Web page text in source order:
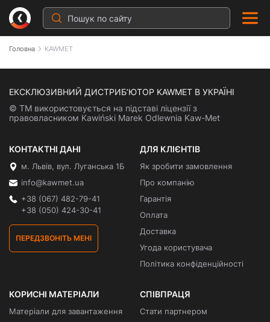
Головна KAWMET
ЕКСКЛЮЗИВНИЙ ДИСТРИБ’ЮТОР KAWMET В УКРАЇНІ
© ТМ використовується на підставі ліцензії з
правовласником Kawiński Marek Odlewnia Kaw-Met
КОНТАКТНІ ДАНІ
м. Львів, вул. Луганська 1Б
info@kawmet.ua
+38 (067) 482-79-41
+38 (050) 424-30-41
ПЕРЕДЗВОНІТЬ МЕНІ
ДЛЯ КЛІЄНТІВ
Як зробити замовлення
Про компанію
Гарантія
Оплата
Доставка
Угода користувача
Політика конфіденційності
КОРИСНІ МАТЕРІАЛИ
Матеріали для завантаження
СПІВПРАЦЯ
Стати партнером